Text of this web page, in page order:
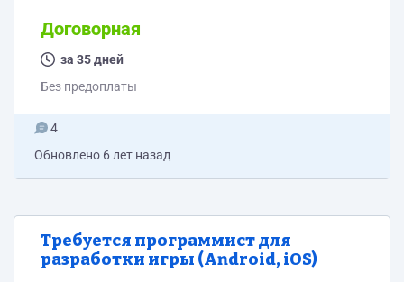
сотрудничество по развитию игры. Игра написана на
C# Клиент: Unity Сервер: .NET Core, ASP.NET Core,
PostgreSQL, RabbitMQ Видео с игрой тут
HYyBZ8LOXB-Boo44/view?usp=sharing
Договорная
за 35 дней
Без предоплаты
4
Обновлено 6 лет назад
Требуется программист для
разработки игры (Android, iOS)